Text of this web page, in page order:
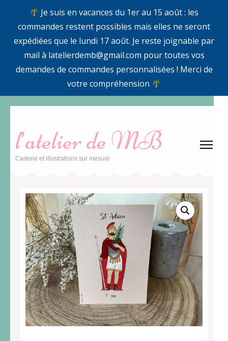
Je suis en vacances du 1er au 15 août : les
commandes restent possibles mais elles ne seront
expédiées que le lundi 17 août. Je reste joignable par
mail à latelierdemb@gmail.com pour toutes vos
demandes de commandes personnalisées ! Merci de
votre compréhension
contenu
(Pressez
l’atelier de MB
Carterie et illustrations sur mesure